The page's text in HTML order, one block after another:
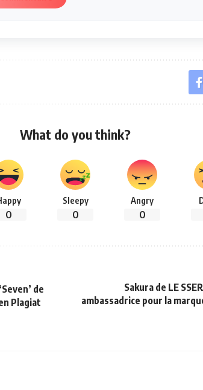
What do you think?
0
Sleepy
0
Angry
0
de
Plagiat
Sakura de LE
ambassadrice pour la